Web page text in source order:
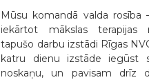
Mūsu komandā valda rosība
iekārtot mākslas terapijas
tapušo darbu izstādi Rīgas
katru dienu izstāde iegūst
noskaņu, un pavisam drīz